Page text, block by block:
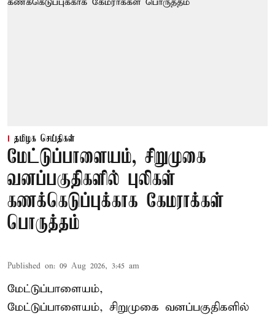
தமிழக செய்திகள்
மேட்டுப்பாளையம், சிறுமுகை
வனப்பகுதிகளில் புலிகள்
கணக்கெடுப்புக்காக கேமராக்கள்
பொருத்தம்
Published on: 09 Aug 2026, 3:45 am
மேட்டுப்பாளையம்,
மேட்டுப்பாளையம், சிறுமுகை வனப்பகுதிகளில்